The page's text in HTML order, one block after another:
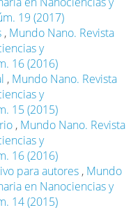
19 (2017)
, Mundo Nano. Revista
y
16 (2016)
, Mundo Nano. Revista
y
15 (2015)
, Mundo Nano. Revista
y
16 (2016)
para autores , Mundo
en Nanociencias y
14 (2015)